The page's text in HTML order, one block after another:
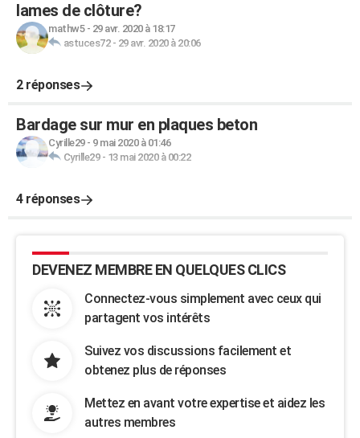
lames de clôture?
mathw5- 29 avr. 2020 à 18:17
astuces72- 29 avr. 2020 à 20:06
2 réponses
Bardage sur mur en plaques beton
Cyrille29- 9 mai 2020 à 01:46
Cyrille29- 13 mai 2020 à 00:22
4 réponses
DEVENEZ MEMBRE EN QUELQUES CLICS
Connectez-vous simplement avec ceux qui
partagent vos intérêts
Suivez vos discussions facilement et
obtenez plus de réponses
Mettez en avant votre expertise et aidez les
autres membres